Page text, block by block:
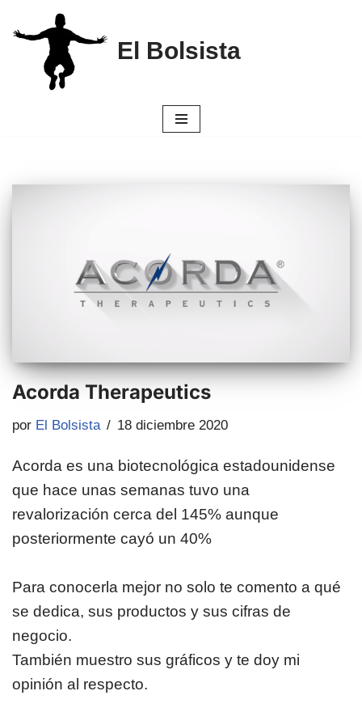
Saltar
contenido
El Bolsista
Acorda Therapeutics
por El Bolsista 18 diciembre 2020
Acorda es una biotecnológica estadounidense
que hace unas semanas tuvo una
revalorización cerca del 145% aunque
posteriormente cayó un 40%
Para conocerla mejor no solo te comento a qué
se dedica, sus productos y sus cifras de
negocio.
También muestro sus gráficos y te doy mi
opinión al respecto.